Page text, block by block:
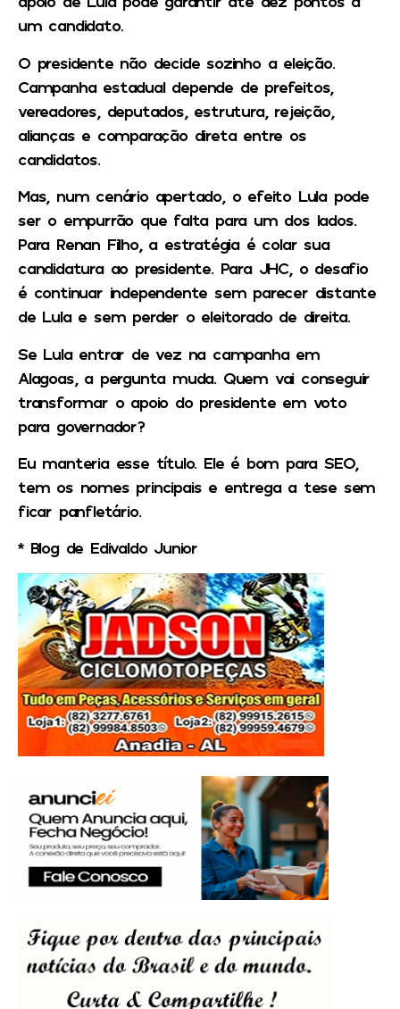
um candidato.
O presidente não decide sozinho a eleição.
Campanha estadual depende de prefeitos,
vereadores, deputados, estrutura, rejeição,
alianças e comparação direta entre os
candidatos.
Mas, num cenário apertado, o efeito Lula pode
ser o empurrão que falta para um dos lados.
Para Renan Filho, a estratégia é colar sua
candidatura ao presidente. Para JHC, o desafio
é continuar independente sem parecer distante
de Lula e sem perder o eleitorado de direita.
Se Lula entrar de vez na campanha em
Alagoas, a pergunta muda. Quem vai conseguir
transformar o apoio do presidente em voto
para governador?
Eu manteria esse título. Ele é bom para SEO,
tem os nomes principais e entrega a tese sem
ficar panfletário.
* Blog de Edivaldo Junior